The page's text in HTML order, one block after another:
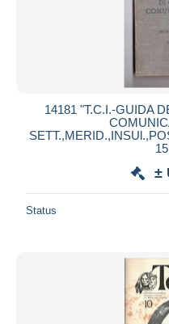
14181 "T.C.I.-GUIDA
±
Status